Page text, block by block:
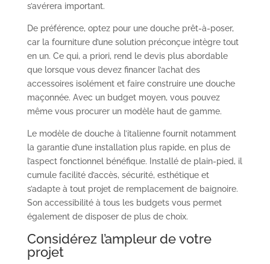
s’avérera important.
De préférence, optez pour une douche prêt-à-poser,
car la fourniture d’une solution préconçue intègre tout
en un. Ce qui, a priori, rend le devis plus abordable
que lorsque vous devez financer l’achat des
accessoires isolément et faire construire une douche
maçonnée. Avec un budget moyen, vous pouvez
même vous procurer un modèle haut de gamme.
Le modèle de douche à l’italienne fournit notamment
la garantie d’une installation plus rapide, en plus de
l’aspect fonctionnel bénéfique. Installé de plain-pied, il
cumule facilité d’accès, sécurité, esthétique et
s’adapte à tout projet de remplacement de baignoire.
Son accessibilité à tous les budgets vous permet
également de disposer de plus de choix.
Considérez l’ampleur de votre
projet